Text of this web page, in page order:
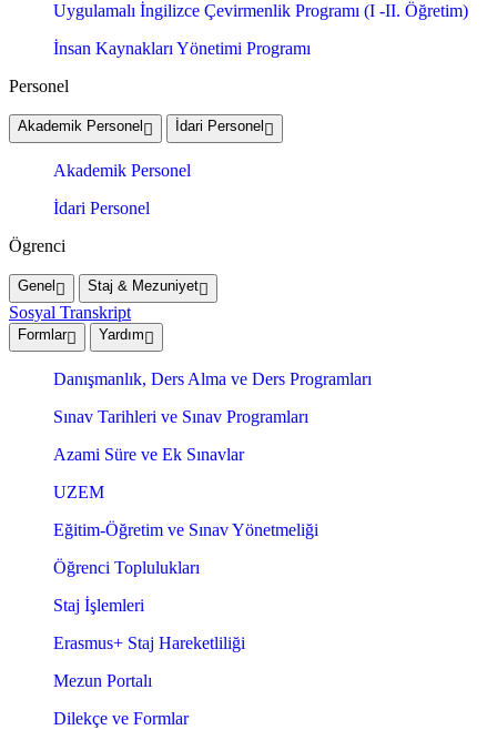
Uygulamalı İngilizce Çevirmenlik Programı (I -II. Öğretim)
İnsan Kaynakları Yönetimi Programı
Personel
Akademik Personel İdari Personel
Akademik Personel
İdari Personel
Ögrenci
Genel Staj & Mezuniyet
Sosyal Transkript
Formlar Yardım
Danışmanlık, Ders Alma ve Ders Programları
Sınav Tarihleri ve Sınav Programları
Azami Süre ve Ek Sınavlar
UZEM
Eğitim-Öğretim ve Sınav Yönetmeliği
Öğrenci Toplulukları
Staj İşlemleri
Erasmus+ Staj Hareketliliği
Mezun Portalı
Dilekçe ve Formlar